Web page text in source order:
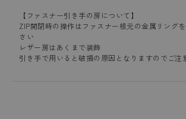
【ファスナー引き手の房について】
ZIP開閉時の操作はファスナー根元の金属リング
さい
レザー房はあくまで装飾
引き手で用いると破損の原因となりますのでご注